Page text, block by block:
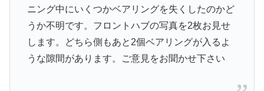
ニング中にいくつかベアリングを失くしたのかど
うか不明です。フロントハブの写真を2枚お見せ
します。どちら側もあと2個ベアリングが入るよ
うな隙間があります。ご意見をお聞かせ下さい